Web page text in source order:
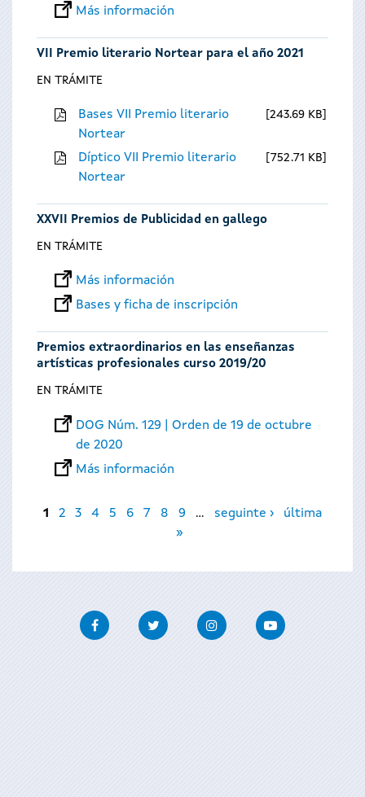
Más información
VII Premio literario Nortear para el año 2021
EN TRÁMITE
Bases VII Premio literario
Nortear
243.69 KB
Díptico VII Premio literario
Nortear
752.71 KB
XXVII Premios de Publicidad en gallego
EN TRÁMITE
Más información
Bases y ficha de inscripción
Premios extraordinarios en las enseñanzas
artísticas profesionales curso 2019/20
EN TRÁMITE
DOG Núm. 129 | Orden de 19 de octubre
de 2020
Más información
Páginas
1 2 3 4 5 6 7 8 9 … seguinte ›
última
»
FacebookTwitter InstagramYoutube